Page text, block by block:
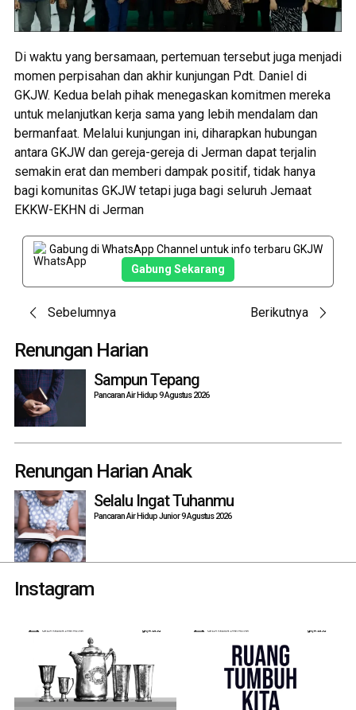
Di waktu yang bersamaan, pertemuan tersebut juga menjadi
momen perpisahan dan akhir kunjungan Pdt. Daniel di
GKJW. Kedua belah pihak menegaskan komitmen mereka
untuk melanjutkan kerja sama yang lebih mendalam dan
bermanfaat. Melalui kunjungan ini, diharapkan hubungan
antara GKJW dan gereja-gereja di Jerman dapat terjalin
semakin erat dan memberi dampak positif, tidak hanya
bagi komunitas GKJW tetapi juga bagi seluruh Jemaat
EKKW-EKHN di Jerman
Gabung di WhatsApp Channel untuk info terbaru GKJW
Gabung Sekarang
Post
navigation
Sebelumnya Berikutnya
Renungan Harian
Sampun Tepang
Pancaran Air Hidup 9 Agustus 2026
Renungan Harian Anak
Selalu Ingat Tuhanmu
Pancaran Air Hidup Junior 9 Agustus 2026
Instagram